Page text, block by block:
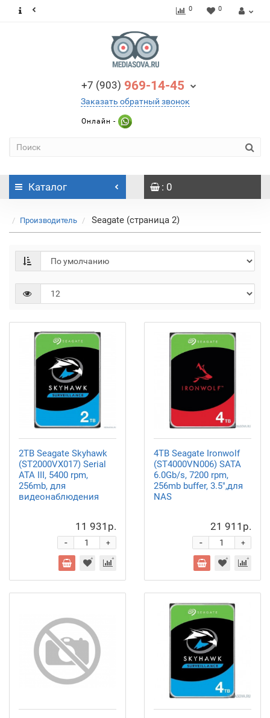
0 0
+7 (903) 969-14-45
Заказать обратный звонок
Онлайн -
Каталог : 0
Производитель Seagate (страница 2)
2TB Seagate Skyhawk
(ST2000VX017) Serial
ATA III, 5400 rpm,
256mb, для
видеонаблюдения
11 931р.
+
-
4TB Seagate Ironwolf
(ST4000VN006) SATA
6.0Gb/s, 7200 rpm,
256mb buffer, 3.5",для
NAS
21 911р.
+
-